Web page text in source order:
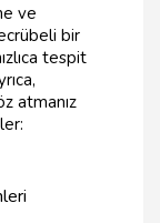
ve
bir
tespit
atmanız